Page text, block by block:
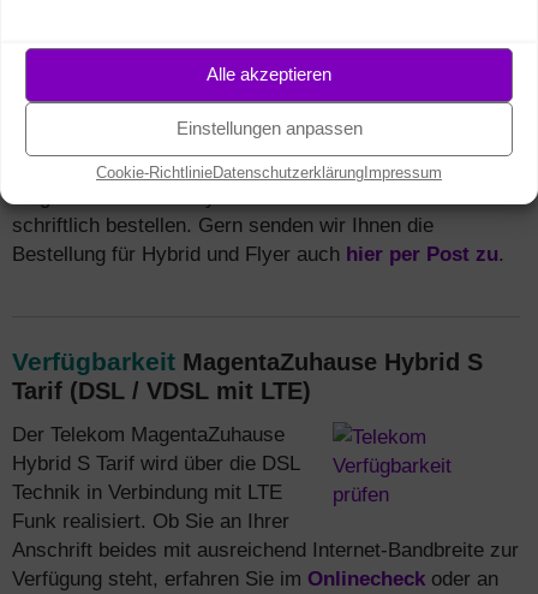
Alle akzeptieren
Einstellungen anpassen
Cookie-RichtlinieDatenschutzerklärungImpressum
Bestellformularkönnen Sie den
schriftlich bestellen. Gern senden wir Ihnen die
Bestellung für Hybrid und Flyer auch hier per Post zu.
Verfügbarkeit MagentaZuhause Hybrid S
Tarif (DSL / VDSL mit LTE)
Der Telekom MagentaZuhause
Hybrid S Tarif wird über die DSL
Technik in Verbindung mit LTE
Funk realisiert. Ob Sie an Ihrer
Anschrift beides mit ausreichend Internet-Bandbreite zur
Verfügung steht, erfahren Sie im Onlinecheck oder an